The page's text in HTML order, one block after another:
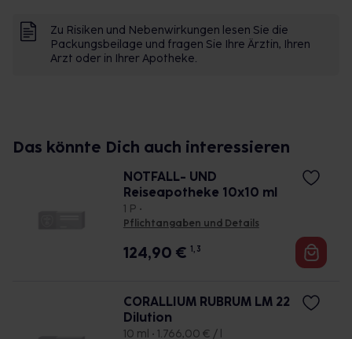
Zu Risiken und Nebenwirkungen lesen Sie die
Packungsbeilage und fragen Sie Ihre Ärztin, Ihren
Arzt oder in Ihrer Apotheke.
Das könnte Dich auch interessieren
NOTFALL- UND
Reiseapotheke 10x10 ml
1 P •
Pflichtangaben und Details
124,90 € 1, 3
CORALLIUM RUBRUM LM 22
Dilution
10 ml • 1.766,00 € / l